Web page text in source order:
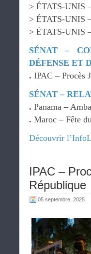
> ÉTATS-UNIS
> ÉTATS-UNIS
> ÉTATS-UNIS
SÉNAT –
DÉFENSE ET
. IPAC – Procès
SÉNAT –
. Panama –
. Maroc – Fête
Découvrir
IPAC –
République
05 septembre, 2025